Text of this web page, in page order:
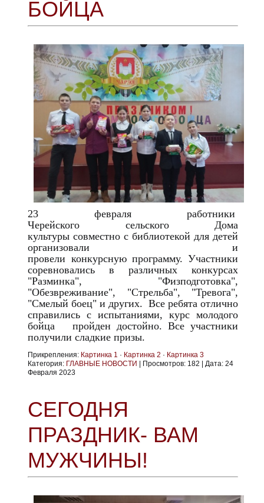
БОЙЦА
23 февраля работники
Черейского сельского Дома
культуры совместно с библиотекой для детей
организовали и
провели конкурсную программу. Участники
соревновались в различных конкурсах
"Разминка", "Физподготовка",
"Обезвреживание", "Стрельба", "Тревога",
"Смелый боец" и других. Все ребята отлично
справились с испытаниями, курс молодого
бойца пройден достойно. Все участники
получили сладкие призы.
Прикрепления: Картинка 1 · Картинка 2 · Картинка 3
Категория: ГЛАВНЫЕ НОВОСТИ Просмотров: 182 |Дата: 24
Февраля 2023
СЕГОДНЯ
ПРАЗДНИК- ВАМ
МУЖЧИНЫ!